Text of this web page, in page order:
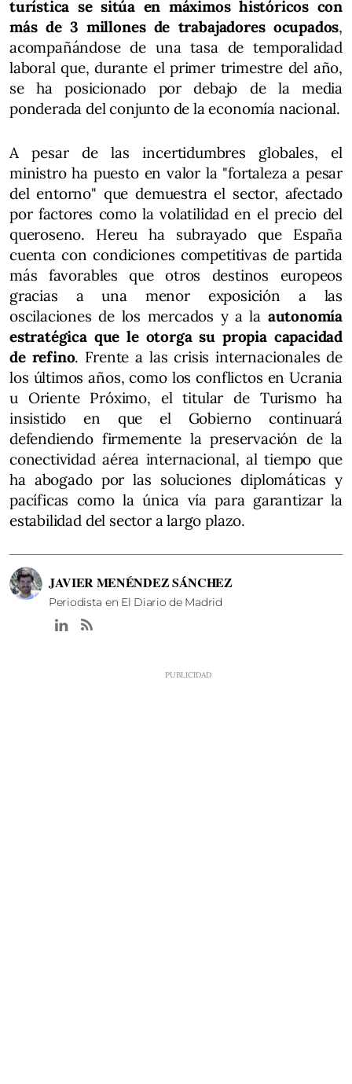
turística se sitúa en máximos históricos con
más de 3 millones de trabajadores ocupados,
acompañándose de una tasa de temporalidad
laboral que, durante el primer trimestre del año,
se ha posicionado por debajo de la media
ponderada del conjunto de la economía nacional.
A pesar de las incertidumbres globales, el
ministro ha puesto en valor la "fortaleza a pesar
del entorno" que demuestra el sector, afectado
por factores como la volatilidad en el precio del
queroseno. Hereu ha subrayado que España
cuenta con condiciones competitivas de partida
más favorables que otros destinos europeos
gracias a una menor exposición a las
oscilaciones de los mercados y a la autonomía
estratégica que le otorga su propia capacidad
de refino. Frente a las crisis internacionales de
los últimos años, como los conflictos en Ucrania
u Oriente Próximo, el titular de Turismo ha
insistido en que el Gobierno continuará
defendiendo firmemente la preservación de la
conectividad aérea internacional, al tiempo que
ha abogado por las soluciones diplomáticas y
pacíficas como la única vía para garantizar la
estabilidad del sector a largo plazo.
JAVIER MENÉNDEZ SÁNCHEZ
Periodista en El Diario de Madrid